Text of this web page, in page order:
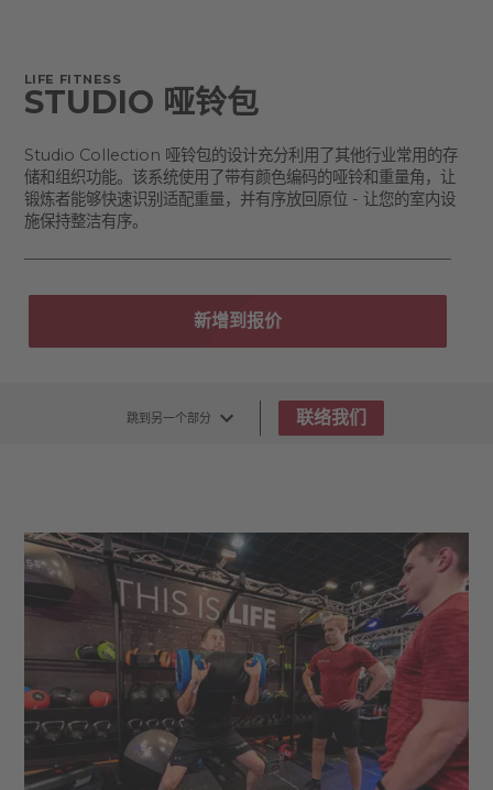
LIFE FITNESS
STUDIO 哑铃包
Studio Collection 哑铃包的设计充分利用了其他行业常用的存
储和组织功能。该系统使用了带有颜色编码的哑铃和重量角，让
锻炼者能够快速识别适配重量，并有序放回原位 - 让您的室内设
施保持整洁有序。
新增到报价
跳到另一个部分 联络我们